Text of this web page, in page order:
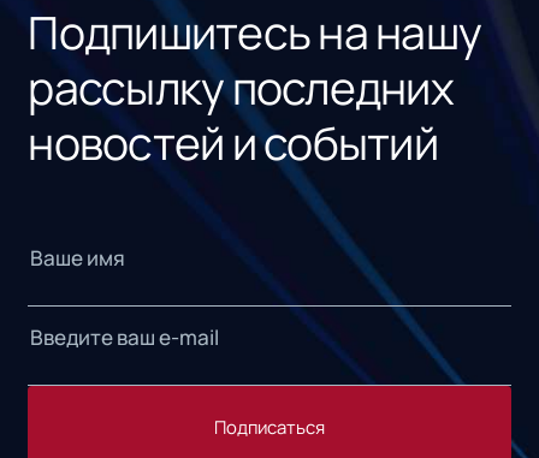
Подпишитесь на нашу
рассылку последних
новостей и событий
Подписаться